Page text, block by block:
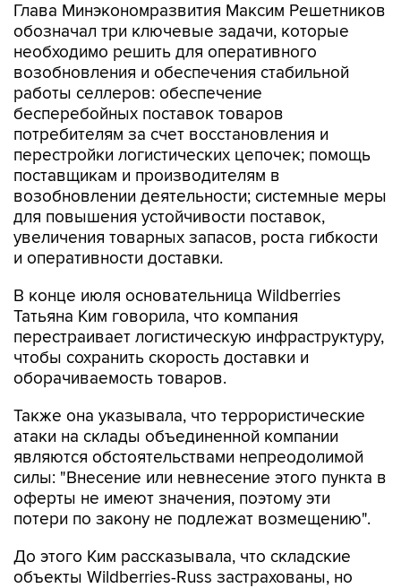
Глава Минэкономразвития Максим Решетников
обозначал три ключевые задачи, которые
необходимо решить для оперативного
возобновления и обеспечения стабильной
работы селлеров: обеспечение
бесперебойных поставок товаров
потребителям за счет восстановления и
перестройки логистических цепочек; помощь
поставщикам и производителям в
возобновлении деятельности; системные меры
для повышения устойчивости поставок,
увеличения товарных запасов, роста гибкости
и оперативности доставки.
В конце июля основательница Wildberries
Татьяна Ким говорила, что компания
перестраивает логистическую инфраструктуру,
чтобы сохранить скорость доставки и
оборачиваемость товаров.
Также она указывала, что террористические
атаки на склады объединенной компании
являются обстоятельствами непреодолимой
силы: "Внесение или невнесение этого пункта в
оферты не имеют значения, поэтому эти
потери по закону не подлежат возмещению".
До этого Ким рассказывала, что складские
объекты Wildberries-Russ застрахованы, но